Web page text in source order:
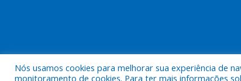
Todos os direitos reservados a Prefeitura
Nós usamos cookies para melhorar sua experiência de
monitoramento de cookies. Para ter mais informações